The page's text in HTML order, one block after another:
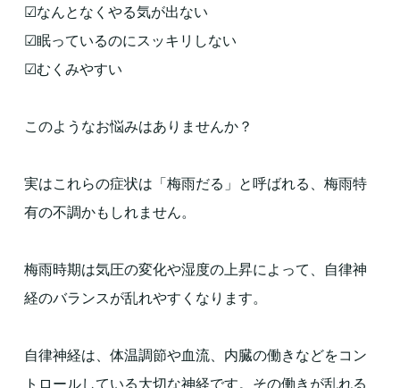
☑なんとなくやる気が出ない
☑眠っているのにスッキリしない
☑むくみやすい
このようなお悩みはありませんか？
実はこれらの症状は「梅雨だる」と呼ばれる、梅雨特
有の不調かもしれません。
梅雨時期は気圧の変化や湿度の上昇によって、自律神
経のバランスが乱れやすくなります。
自律神経は、体温調節や血流、内臓の働きなどをコン
トロールしている大切な神経です。その働きが乱れる